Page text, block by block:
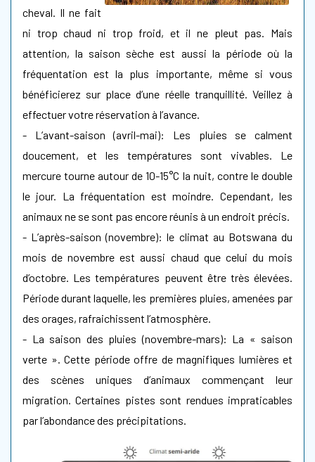
cheval. Il ne fait
ni trop chaud ni trop froid, et il ne pleut pas. Mais
attention, la saison sèche est aussi la période où la
fréquentation est la plus importante, même si vous
bénéficierez sur place d’une réelle tranquillité. Veillez à
effectuer votre réservation à l’avance.
- L’avant-saison (avril-mai): Les pluies se calment
doucement, et les températures sont vivables. Le
mercure tourne autour de 10-15°C la nuit, contre le double
le jour. La fréquentation est moindre. Cependant, les
animaux ne se sont pas encore réunis à un endroit précis.
- L’après-saison (novembre): le climat au Botswana du
mois de novembre est aussi chaud que celui du mois
d’octobre. Les températures peuvent être très élevées.
Période durant laquelle, les premières pluies, amenées par
des orages, rafraichissent l’atmosphère.
- La saison des pluies (novembre-mars): La « saison
verte ». Cette période offre de magnifiques lumières et
des scènes uniques d’animaux commençant leur
migration. Certaines pistes sont rendues impraticables
par l’abondance des précipitations.